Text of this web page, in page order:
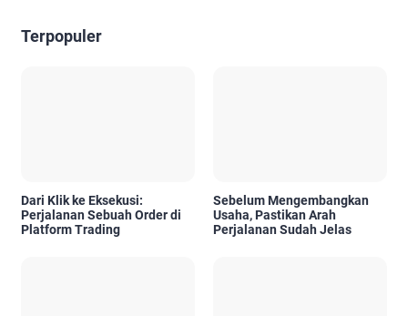
Terpopuler
Dari Klik ke Eksekusi:
Perjalanan Sebuah Order di
Platform Trading
Sebelum Mengembangkan
Usaha, Pastikan Arah
Perjalanan Sudah Jelas